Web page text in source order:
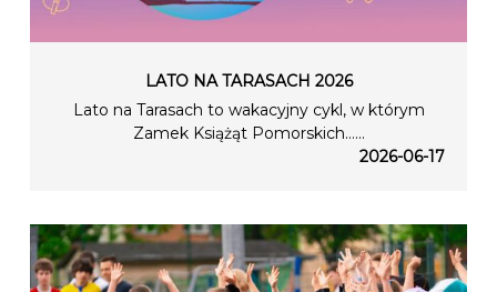
LATO NA TARASACH 2026
Lato na Tarasach to wakacyjny cykl, w którym
Zamek Książąt Pomorskich…...
2026-06-17